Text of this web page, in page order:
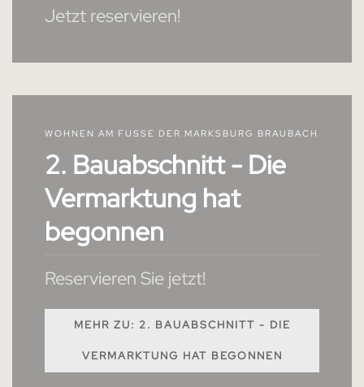
Jetzt reservieren!
WOHNEN AM FUSSE DER MARKSBURG BRAUBACH
2. Bauabschnitt - Die
Vermarktung hat
begonnen
Reservieren Sie jetzt!
MEHR ZU: 2. BAUABSCHNITT - DIE
VERMARKTUNG HAT BEGONNEN